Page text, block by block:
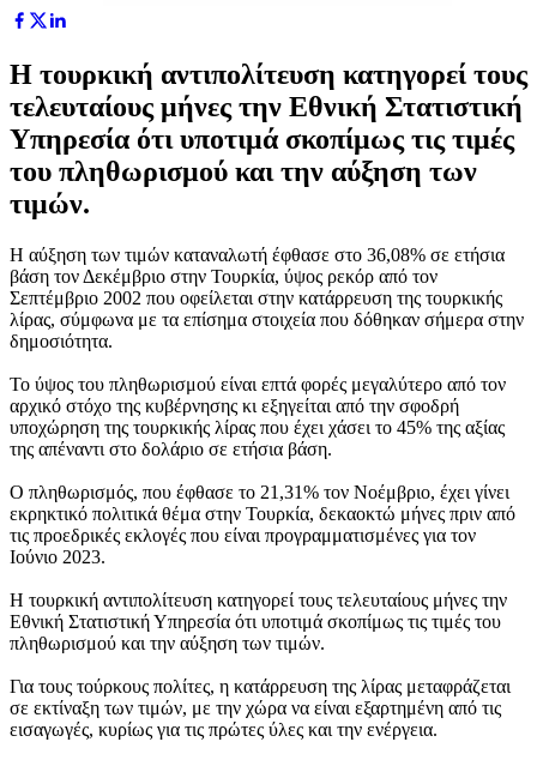
Η τουρκική αντιπολίτευση κατηγορεί τους
τελευταίους μήνες την Εθνική Στατιστική
Υπηρεσία ότι υποτιμά σκοπίμως τις τιμές
του πληθωρισμού και την αύξηση των
τιμών.
Η αύξηση των τιμών καταναλωτή έφθασε στο 36,08% σε ετήσια
βάση τον Δεκέμβριο στην Τουρκία, ύψος ρεκόρ από τον
Σεπτέμβριο 2002 που οφείλεται στην κατάρρευση της τουρκικής
λίρας, σύμφωνα με τα επίσημα στοιχεία που δόθηκαν σήμερα στην
δημοσιότητα.
Το ύψος του πληθωρισμού είναι επτά φορές μεγαλύτερο από τον
αρχικό στόχο της κυβέρνησης κι εξηγείται από την σφοδρή
υποχώρηση της τουρκικής λίρας που έχει χάσει το 45% της αξίας
της απέναντι στο δολάριο σε ετήσια βάση.
Ο πληθωρισμός, που έφθασε το 21,31% τον Νοέμβριο, έχει γίνει
εκρηκτικό πολιτικά θέμα στην Τουρκία, δεκαοκτώ μήνες πριν από
τις προεδρικές εκλογές που είναι προγραμματισμένες για τον
Ιούνιο 2023.
Η τουρκική αντιπολίτευση κατηγορεί τους τελευταίους μήνες την
Εθνική Στατιστική Υπηρεσία ότι υποτιμά σκοπίμως τις τιμές του
πληθωρισμού και την αύξηση των τιμών.
Για τους τούρκους πολίτες, η κατάρρευση της λίρας μεταφράζεται
σε εκτίναξη των τιμών, με την χώρα να είναι εξαρτημένη από τις
εισαγωγές, κυρίως για τις πρώτες ύλες και την ενέργεια.